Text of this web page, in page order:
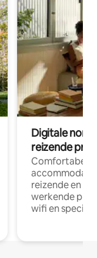
Digitale
reizende
Comfortabele
reizende en
werkende
wifi en